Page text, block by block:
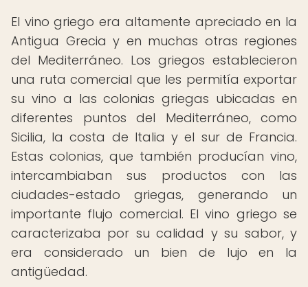
El vino griego era altamente apreciado en la
Antigua Grecia y en muchas otras regiones
del Mediterráneo. Los griegos establecieron
una ruta comercial que les permitía exportar
su vino a las colonias griegas ubicadas en
diferentes puntos del Mediterráneo, como
Sicilia, la costa de Italia y el sur de Francia.
Estas colonias, que también producían vino,
intercambiaban sus productos con las
ciudades-estado griegas, generando un
importante flujo comercial. El vino griego se
caracterizaba por su calidad y su sabor, y
era considerado un bien de lujo en la
antigüedad.